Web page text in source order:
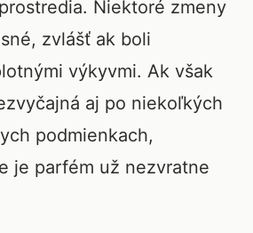
Niektoré zmeny
zvlášť ak boli
výkyvmi. Ak však
aj po niekoľkých
podmienkach,
je parfém už nezvratne